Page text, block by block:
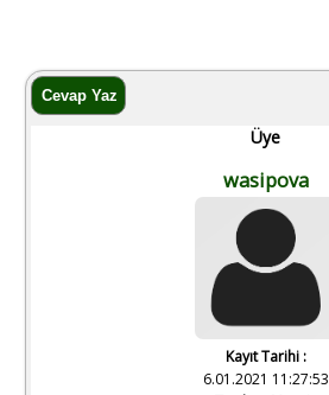
Üye
wasipova
Kayıt Tarihi :
6.01.2021 11:27:53